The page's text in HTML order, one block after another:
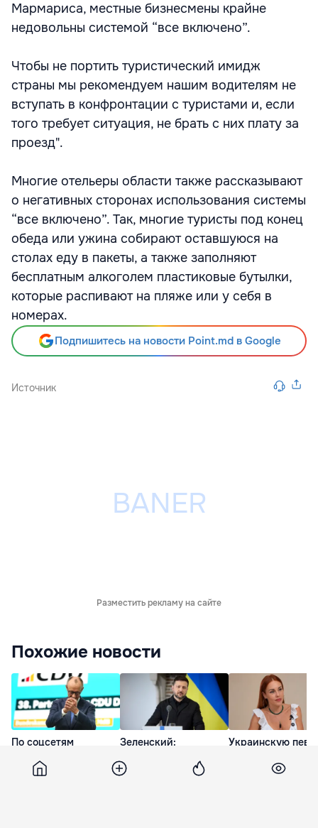
Мармариса, местные бизнесмены крайне
недовольны системой “все включено”.
Чтобы не портить туристический имидж
страны мы рекомендуем нашим водителям не
вступать в конфронтации с туристами и, если
того требует ситуация, не брать с них плату за
проезд".
Многие отельеры области также рассказывают
о негативных сторонах использования системы
“все включено”. Так, многие туристы под конец
обеда или ужина собирают оставшуюся на
столах еду в пакеты, а также заполняют
бесплатным алкоголем пластиковые бутылки,
которые распивают на пляже или у себя в
номерах.
Подпишитесь на новости Point.md в Google
Источник
Разместить рекламу на сайте
Похожие новости
По соцсетям
фейковый ролик об
отставке Мерца
Зеленский:
может удвоить
объемы
Украинскую
разговоры на